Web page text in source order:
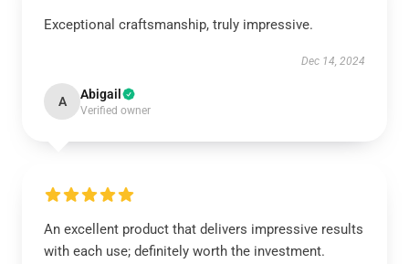
Exceptional craftsmanship, truly impressive.
Dec 14, 2024
A Abigail
Verified owner
An excellent product that delivers impressive results
with each use; definitely worth the investment.